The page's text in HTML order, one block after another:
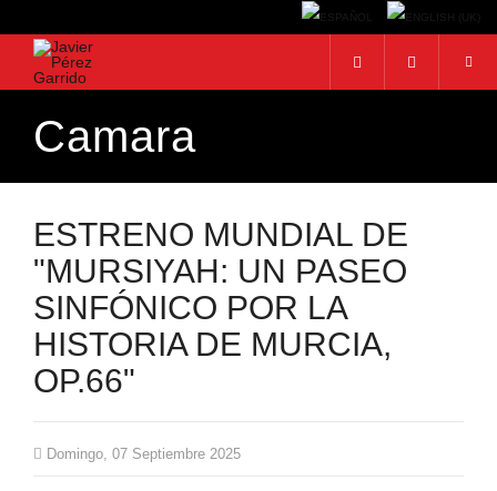
BUSCAR
Camara
ESTRENO MUNDIAL DE
"MURSIYAH: UN PASEO
SINFÓNICO POR LA
HISTORIA DE MURCIA,
OP.66"
Domingo, 07 Septiembre 2025